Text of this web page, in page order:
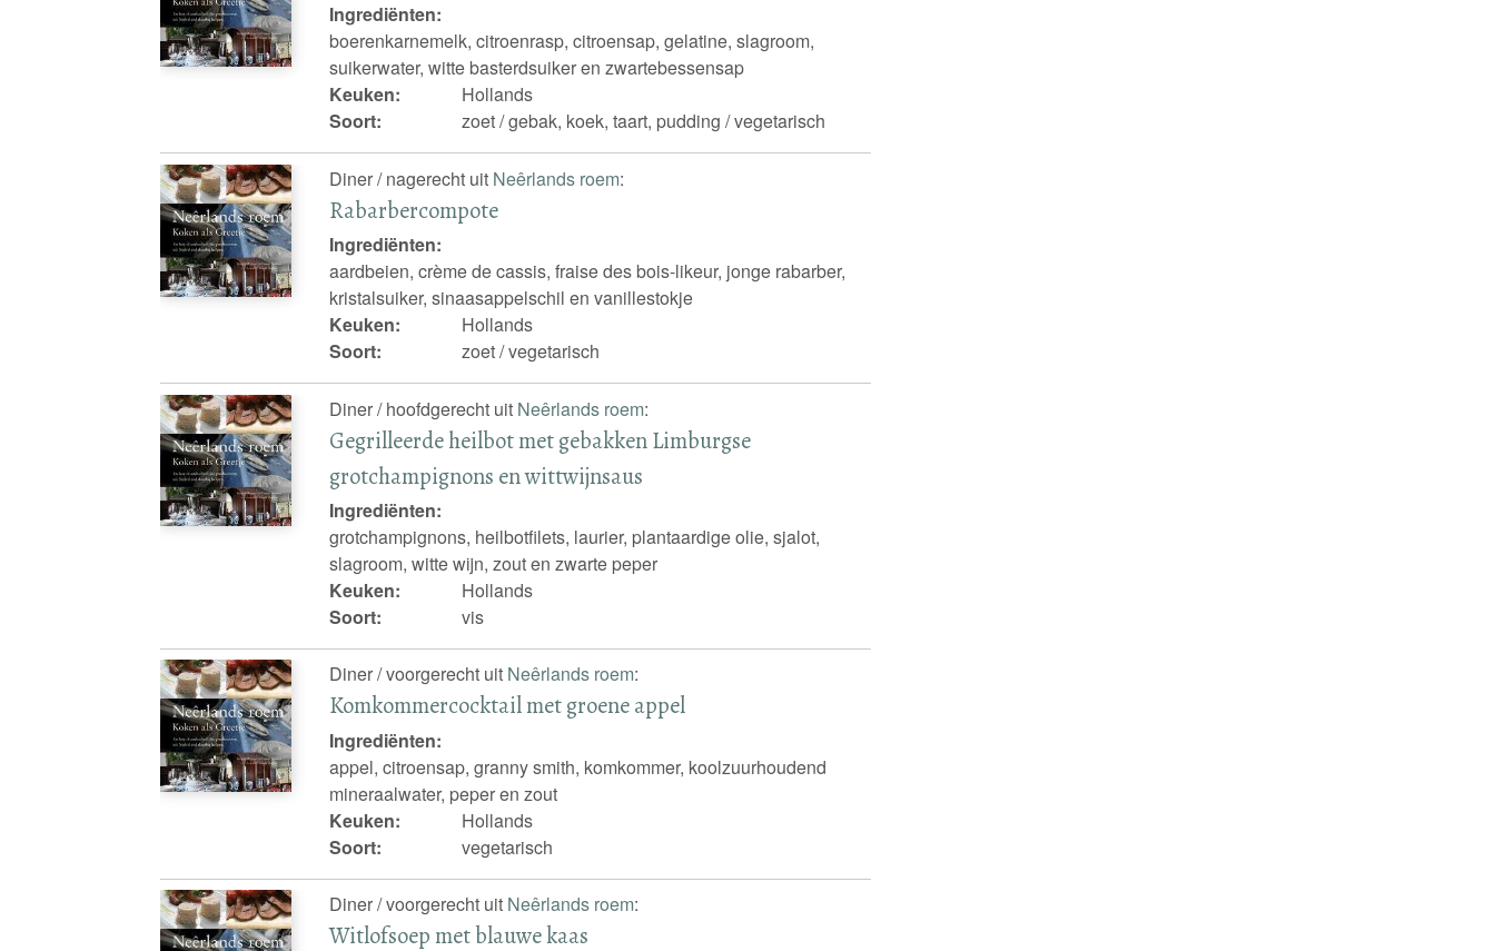
Ingrediënten:
boerenkarnemelk, citroenrasp, citroensap, gelatine, slagroom,
suikerwater, witte basterdsuiker en zwartebessensap
Keuken:
Hollands
Soort:
zoet / gebak, koek, taart, pudding / vegetarisch
Diner / nagerecht uit Neêrlands roem:
Rabarbercompote
Ingrediënten:
aardbeien, crème de cassis, fraise des bois-likeur, jonge rabarber,
kristalsuiker, sinaasappelschil en vanillestokje
Keuken:
Hollands
Soort:
zoet / vegetarisch
Diner / hoofdgerecht uit Neêrlands roem:
Gegrilleerde heilbot met gebakken Limburgse
grotchampignons en wittwijnsaus
Ingrediënten:
grotchampignons, heilbotfilets, laurier, plantaardige olie, sjalot,
slagroom, witte wijn, zout en zwarte peper
Keuken:
Hollands
Soort:
vis
Diner / voorgerecht uit Neêrlands roem:
Komkommercocktail met groene appel
Ingrediënten:
appel, citroensap, granny smith, komkommer, koolzuurhoudend
mineraalwater, peper en zout
Keuken:
Hollands
Soort:
vegetarisch
Diner / voorgerecht uit Neêrlands roem:
Witlofsoep met blauwe kaas